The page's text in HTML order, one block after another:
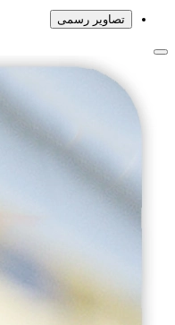
تصاویر رسمی